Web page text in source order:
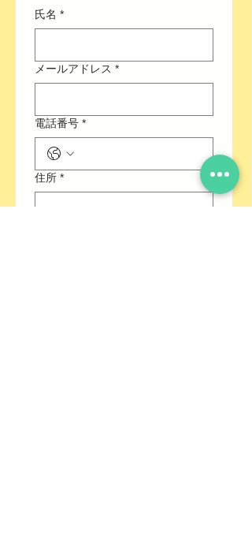
氏名 *
メールアドレス *
電話番号 *
住所 *